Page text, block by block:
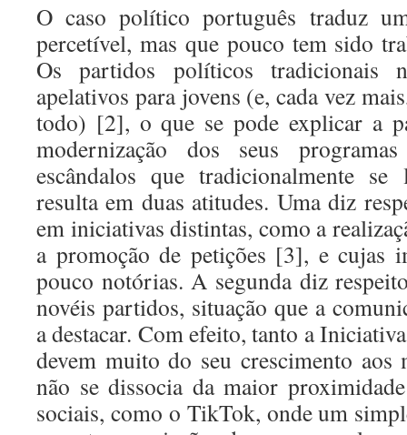
O caso político português traduz
percetível, mas que pouco tem sido
Os partidos políticos tradicionais
apelativos para jovens (e, cada vez
todo) [2], o que se pode explicar a
modernização dos seus
escândalos que tradicionalmente
resulta em duas atitudes. Uma diz
em iniciativas distintas, como a
a promoção de petições [3], e cujas
pouco notórias. A segunda diz
novéis partidos, situação que a
a destacar. Com efeito, tanto a
devem muito do seu crescimento
não se dissocia da maior
sociais, como o TikTok, onde um